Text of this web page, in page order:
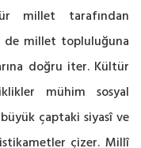
millet tarafından
de millet topluluğuna
doğru iter. Kültür
mühim sosyal
çaptaki siyasî ve
çizer. Millî